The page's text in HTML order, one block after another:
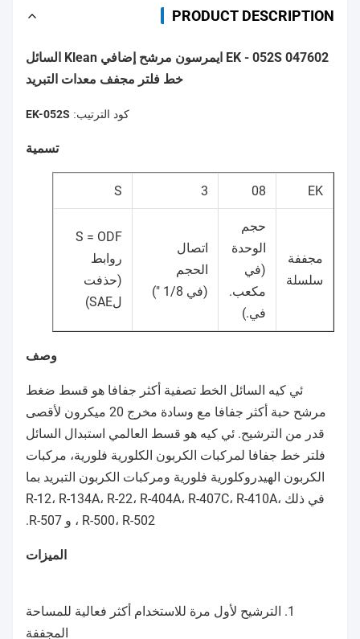
PRODUCT DESCRIPTION
EK - 052S 047602 ايمرسون مرشح إضافي Klean السائل
خط فلتر مجفف معدات التبريد
كود الترتيب: EK-052S
تسمية
EK
08
3
S
مجففة
سلسلة
حجم
الوحدة
(في
مكعب.
في.)
اتصال
الحجم
(في 1/8 ")
S = ODF
روابط
(حذفت
لSAE)
وصف
ئي كيه السائل الخط تصفية أكثر جفافا هو قسط ضغط
مرشح حبة أكثر جفافا مع وسادة مخرج 20 ميكرون لأقصى
قدر من الترشيح. ئي كيه هو قسط العالمي استبدال السائل
فلتر خط جفافا لمركبات الكربون الكلورية فلورية، مركبات
الكربون الهيدروكلورية فلورية ومركبات الكربون التبريد بما
في ذلك R-12، R-134A، R-22، R-404A، R-407C، R-410A،
R-500، R-502 ، و R-507.
الميزات
1. الترشيح لأول مرة للاستخدام أكثر فعالية للمساحة
المجففة